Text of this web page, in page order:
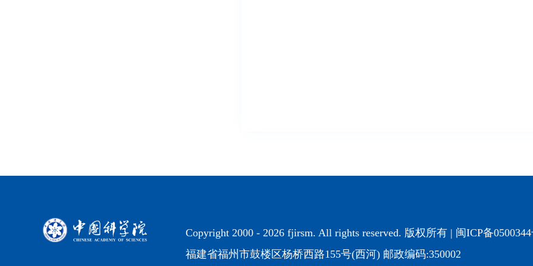
Copyright 2000 - 2026 fjirsm. All rights reserved. 版权所有 | 闽ICP备
福建省福州市鼓楼区杨桥西路155号(西河) 邮政编码:350002